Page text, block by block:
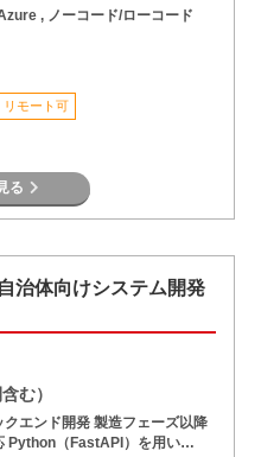
, ノーコード/ローコード
リモート可
る
治体向けシステム開発
む）
エンド開発 製造フェーズ以降
Python（FastAPI）を用い…